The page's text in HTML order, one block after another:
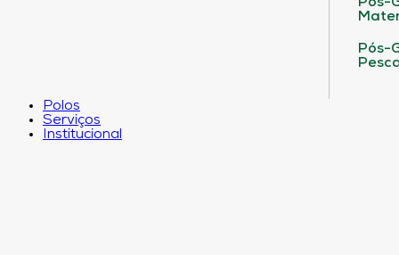
Pós-
Polos
Serviços
Institucional